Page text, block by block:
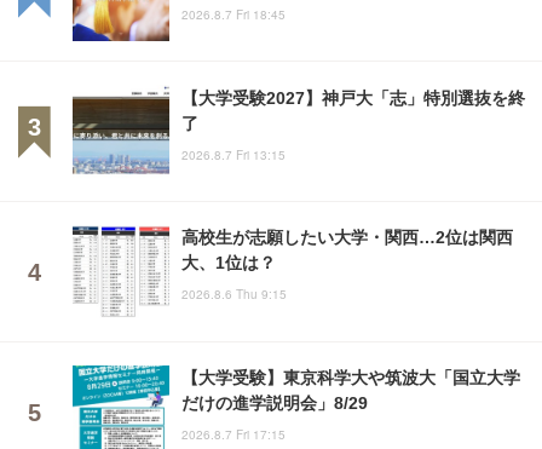
2026.8.7 Fri 18:45
【大学受験2027】神戸大「志」特別選抜を終
了
2026.8.7 Fri 13:15
高校生が志願したい大学・関西…2位は関西
大、1位は？
2026.8.6 Thu 9:15
【大学受験】東京科学大や筑波大「国立大学
だけの進学説明会」8/29
2026.8.7 Fri 17:15